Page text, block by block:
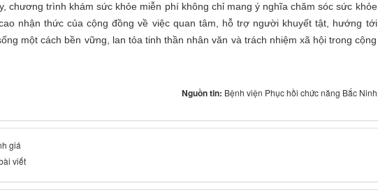
chương trình khám sức khỏe miễn phí không chỉ mang ý nghĩa chăm sóc sức khỏe
nhận thức của cộng đồng về việc quan tâm, hỗ trợ người khuyết tật, hướng tới
một cách bền vững, lan tỏa tinh thần nhân văn và trách nhiệm xã hội trong cộng
Nguồn tin: Bệnh viện Phục hồi chức năng Bắc Ninh
giá
viết